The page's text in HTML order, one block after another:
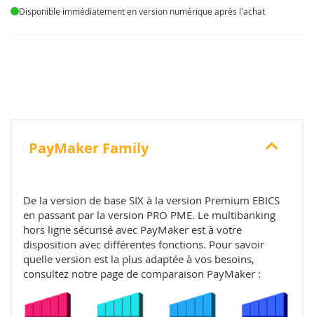
Disponible immédiatement en version numérique après l'achat
PayMaker Family
De la version de base SIX à la version Premium EBICS
en passant par la version PRO PME. Le multibanking
hors ligne sécurisé avec PayMaker est à votre
disposition avec différentes fonctions. Pour savoir
quelle version est la plus adaptée à vos besoins,
consultez notre page de comparaison PayMaker :